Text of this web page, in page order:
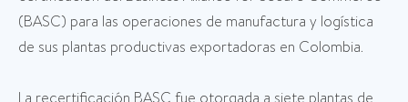
(BASC) para las operaciones de manufactura y logística
de sus plantas productivas exportadoras en Colombia.